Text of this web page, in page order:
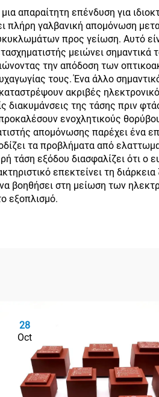
σε
ισχύος 45
80v
απαραίτητη επένδυση για
πλήρη γαλβανική απομόνωση
προς γείωση. Αυτό
μειώνει σημαντικά
την απόδοση των
τους. Ένα άλλο
ακριβές
της τάσης πριν
ενοχλητικούς
απομόνωσης παρέχει ένα
τα προβλήματα από
τάση εξόδου διασφαλίζει ότι ο
επεκτείνει τη
βοηθήσει στη μείωση των
εξοπλισμό.
28
Oct